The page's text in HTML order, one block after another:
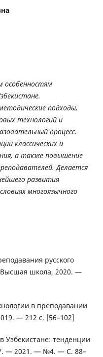
особенностям
.
подходы,
технологий и
процесс.
классических и
, а также повышение
.Делается
развития
многоязычного
русского
школа, 2020. —
в преподавании
— 212 с. [56–102]
Узбекистане: тенденции
— 2021. — №4. — С. 88–